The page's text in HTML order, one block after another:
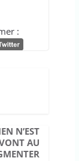
:
N’EST
AU